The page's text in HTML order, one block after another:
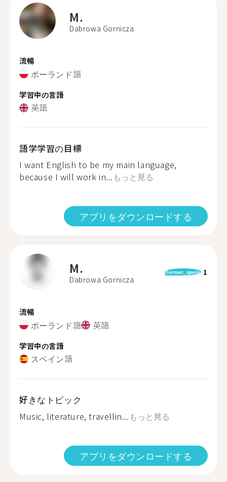
M.
Dabrowa Gornicza
流暢
ポーランド語
学習中の言語
英語
語学学習の目標
I want English to be my main language,
because I will work in... もっと見る
アプリをダウンロードする
M.
Dabrowa Gornicza
format_quote 1
流暢
ポーランド語 英語
学習中の言語
スペイン語
好きなトピック
Music, literature, travellin... もっと見る
アプリをダウンロードする